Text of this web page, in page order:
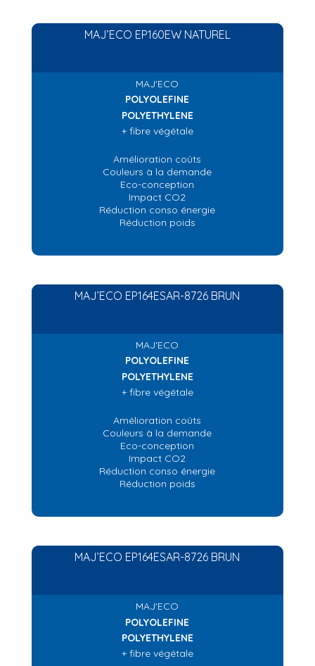
MAJ’ECO EP160EW NATUREL
MAJ'ECO
POLYOLEFINE
POLYETHYLENE
+ fibre végétale
Amélioration coûts
Couleurs à la demande
Eco-conception
Impact CO2
Réduction conso énergie
Réduction poids
MAJ’ECO EP164ESAR-8726 BRUN
MAJ'ECO
POLYOLEFINE
POLYETHYLENE
+ fibre végétale
Amélioration coûts
Couleurs à la demande
Eco-conception
Impact CO2
Réduction conso énergie
Réduction poids
MAJ’ECO EP164ESAR-8726 BRUN
MAJ'ECO
POLYOLEFINE
POLYETHYLENE
+ fibre végétale